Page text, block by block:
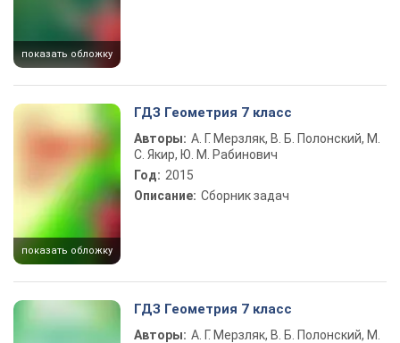
показать обложку
показать обложку
ГДЗ Геометрия 7 класс
Авторы: А. Г. Мерзляк, В. Б. Полонский, М.
С. Якир, Ю. М. Рабинович
Год: 2015
Описание: Сборник задач
ГДЗ Геометрия 7 класс
Авторы: А. Г. Мерзляк, В. Б. Полонский, М.